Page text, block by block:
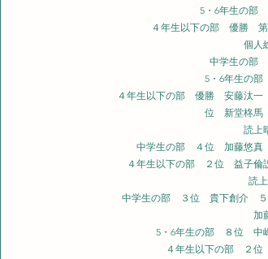
5・6年生の
４年生以下の部 優勝
個人
中学生の部
5・6年生の
４年生以下の部 優勝 安藤汰
位 新堂柊
読上
中学生の部 ４位 加藤悠
４年生以下の部 ２位 益子
読
中学生の部 ３位 貴下創介
加
5・6年生の部 ８位 中
４年生以下の部 ２